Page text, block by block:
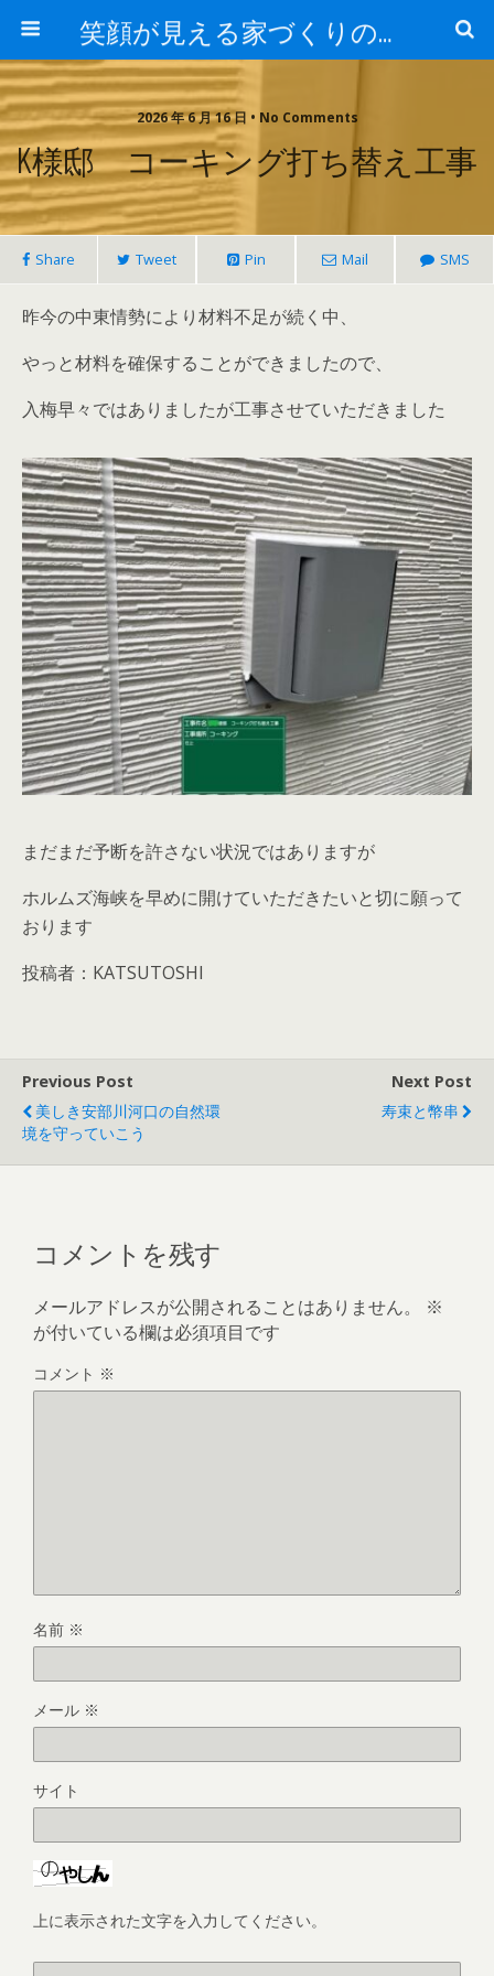
笑顔が見える家づくりの仕事人ブログ
2026 年 6 月 16 日 • No Comments
K様邸 コーキング打ち替え工事
Share Tweet Pin Mail SMS
昨今の中東情勢により材料不足が続く中、
やっと材料を確保することができましたので、
入梅早々ではありましたが工事させていただきました
まだまだ予断を許さない状況ではありますが
ホルムズ海峡を早めに開けていただきたいと切に願って
おります
投稿者：KATSUTOSHI
Previous Post
美しき安部川河口の自然環
境を守っていこう
Next Post
寿束と幣串
コメントを残す
メールアドレスが公開されることはありません。
※
が付いている欄は必須項目です
コメント ※
名前 ※
メール ※
サイト
上に表示された文字を入力してください。